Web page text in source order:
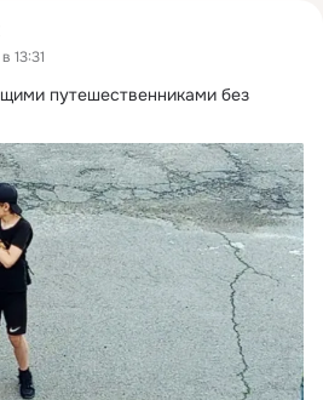
13:31
путешественниками без